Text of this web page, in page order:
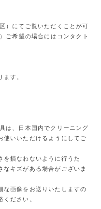
）にてご覧いただくことが可
ご希望の場合にはコンタクト
す。
は、日本国内でクリーニング
使いいただけるようにしてご
を損なわないように行うた
キズがある場合がございま
な画像をお送りいたしますの
ださい。